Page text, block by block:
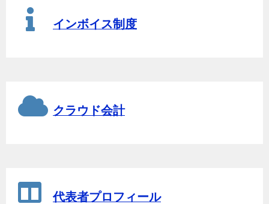
インボイス制度
クラウド会計
代表者プロフィール